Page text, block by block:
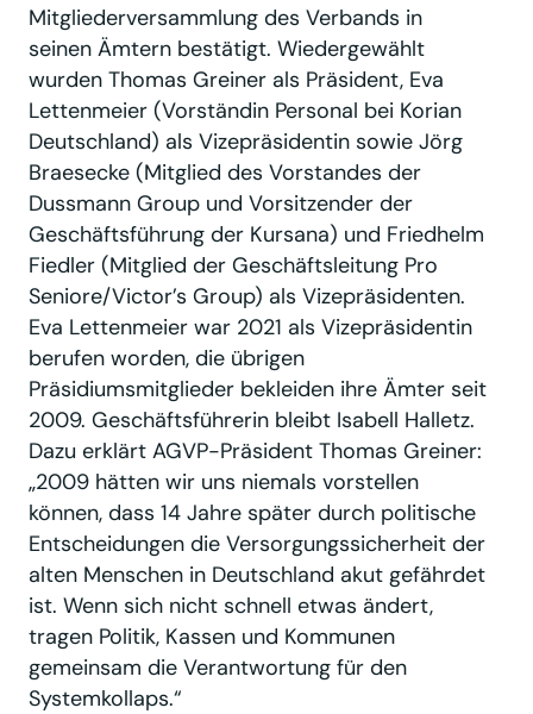
Mitgliederversammlung des Verbands in
seinen Ämtern bestätigt. Wiedergewählt
wurden Thomas Greiner als Präsident, Eva
Lettenmeier (Vorständin Personal bei Korian
Deutschland) als Vizepräsidentin sowie Jörg
Braesecke (Mitglied des Vorstandes der
Dussmann Group und Vorsitzender der
Geschäftsführung der Kursana) und Friedhelm
Fiedler (Mitglied der Geschäftsleitung Pro
Seniore/Victor’s Group) als Vizepräsidenten.
Eva Lettenmeier war 2021 als Vizepräsidentin
berufen worden, die übrigen
Präsidiumsmitglieder bekleiden ihre Ämter seit
2009. Geschäftsführerin bleibt Isabell Halletz.
Dazu erklärt AGVP-Präsident Thomas Greiner:
„2009 hätten wir uns niemals vorstellen
können, dass 14 Jahre später durch politische
Entscheidungen die Versorgungssicherheit der
alten Menschen in Deutschland akut gefährdet
ist. Wenn sich nicht schnell etwas ändert,
tragen Politik, Kassen und Kommunen
gemeinsam die Verantwortung für den
Systemkollaps.“